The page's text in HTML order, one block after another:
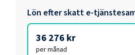
Lön efter skatt e-
36 276 kr
per månad